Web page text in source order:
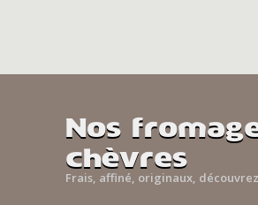
Nos
chèvres
Frais, affiné, originaux,